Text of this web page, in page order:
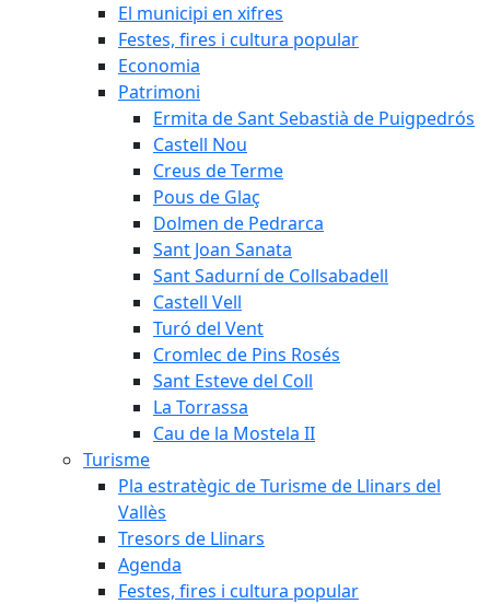
El municipi en xifres
Festes, fires i cultura popular
Economia
Patrimoni
Ermita de Sant Sebastià de Puigpedrós
Castell Nou
Creus de Terme
Pous de Glaç
Dolmen de Pedrarca
Sant Joan Sanata
Sant Sadurní de Collsabadell
Castell Vell
Turó del Vent
Cromlec de Pins Rosés
Sant Esteve del Coll
La Torrassa
Cau de la Mostela II
Turisme
Pla estratègic de Turisme de Llinars del
Vallès
Tresors de Llinars
Agenda
Festes, fires i cultura popular